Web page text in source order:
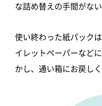
な詰め替えの手間がな
使い終わった紙パック
イレットペーパーなど
かし、通い箱にお戻しく